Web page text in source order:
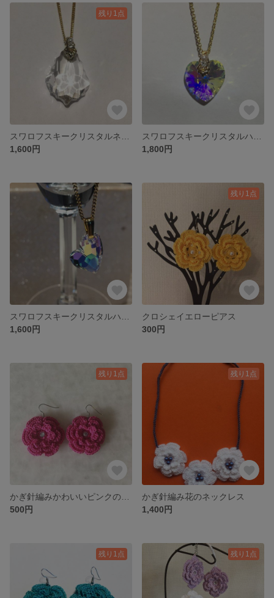
残り1点
1,600円
1,800円
1,600円
残り1点
クロシェイエローピアス
300円
残り1点
500円
残り1点
かぎ針編み花のネックレス
1,400円
残り1点 残り1点